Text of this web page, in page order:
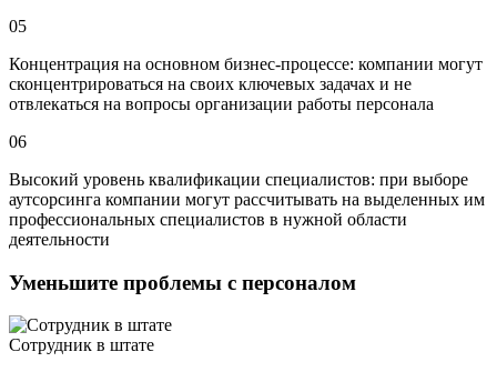
05
Концентрация на основном бизнес-процессе: компании могут
сконцентрироваться на своих ключевых задачах и не
отвлекаться на вопросы организации работы персонала
06
Высокий уровень квалификации специалистов: при выборе
аутсорсинга компании могут рассчитывать на выделенных им
профессиональных специалистов в нужной области
деятельности
Уменьшите проблемы с персоналом
Сотрудник в штате